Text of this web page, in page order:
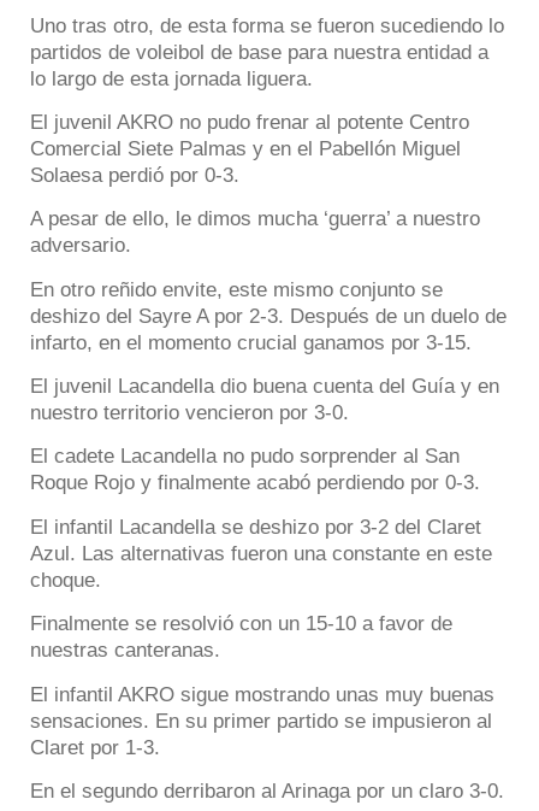
Uno tras otro, de esta forma se fueron sucediendo lo
partidos de voleibol de base para nuestra entidad a
lo largo de esta jornada liguera.
El juvenil AKRO no pudo frenar al potente Centro
Comercial Siete Palmas y en el Pabellón Miguel
Solaesa perdió por 0-3.
A pesar de ello, le dimos mucha ‘guerra’ a nuestro
adversario.
En otro reñido envite, este mismo conjunto se
deshizo del Sayre A por 2-3. Después de un duelo de
infarto, en el momento crucial ganamos por 3-15.
El juvenil Lacandella dio buena cuenta del Guía y en
nuestro territorio vencieron por 3-0.
El cadete Lacandella no pudo sorprender al San
Roque Rojo y finalmente acabó perdiendo por 0-3.
El infantil Lacandella se deshizo por 3-2 del Claret
Azul. Las alternativas fueron una constante en este
choque.
Finalmente se resolvió con un 15-10 a favor de
nuestras canteranas.
El infantil AKRO sigue mostrando unas muy buenas
sensaciones. En su primer partido se impusieron al
Claret por 1-3.
En el segundo derribaron al Arinaga por un claro 3-0.